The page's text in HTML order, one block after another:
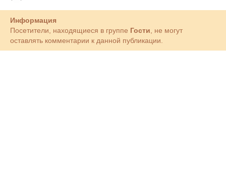
Информация
Посетители, находящиеся в группе Гости , не могут
оставлять комментарии к данной публикации.